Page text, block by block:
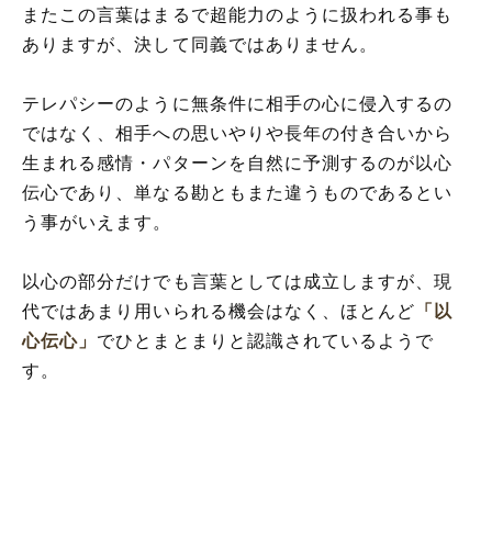
またこの言葉はまるで超能力のように扱われる事も
ありますが、決して同義ではありません。
テレパシーのように無条件に相手の心に侵入するの
ではなく、相手への思いやりや長年の付き合いから
生まれる感情・パターンを自然に予測するのが以心
伝心であり、単なる勘ともまた違うものであるとい
う事がいえます。
以心の部分だけでも言葉としては成立しますが、現
代ではあまり用いられる機会はなく、ほとんど 「以
心伝心」 でひとまとまりと認識されているようで
す。